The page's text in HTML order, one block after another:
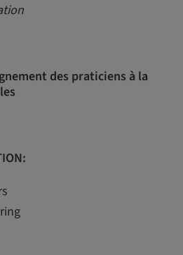
des praticiens à la